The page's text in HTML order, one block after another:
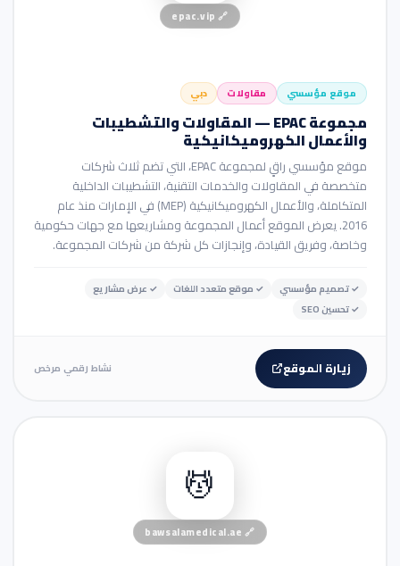
🔗
epac.vip
موقع مؤسسي مقاولات دبي
مجموعة EPAC — المقاولات والتشطيبات
والأعمال الكهروميكانيكية
موقع مؤسسي راقٍ لمجموعة EPAC، التي تضم ثلاث شركات
متخصصة في المقاولات والخدمات التقنية، التشطيبات الداخلية
المتكاملة، والأعمال الكهروميكانيكية (MEP) في الإمارات منذ عام
2016. يعرض الموقع أعمال المجموعة ومشاريعها مع جهات حكومية
وخاصة، وفريق القيادة، وإنجازات كل شركة من شركات المجموعة.
✓تصميم مؤسسي ✓ موقع متعدد اللغات ✓ عرض مشاريع
✓تحسين SEO
زيارة الموقع نشاط رقمي مرخص
💆
🔗